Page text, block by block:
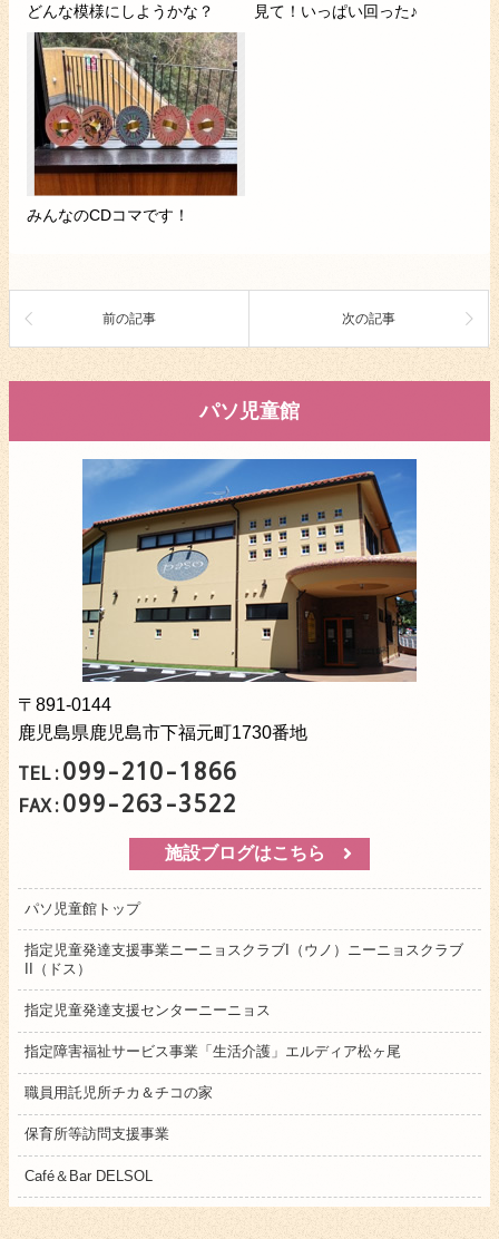
どんな模様にしようかな？ 見て！いっぱい回った♪
みんなのCDコマです！
前の記事 次の記事
パソ児童館
〒891-0144
鹿児島県鹿児島市下福元町1730番地
TEL:099-210-1866
FAX:099-263-3522
施設ブログはこちら
パソ児童館トップ
指定児童発達支援事業ニーニョスクラブI（ウノ）ニーニョスクラブ
II（ドス）
指定児童発達支援センターニーニョス
指定障害福祉サービス事業「生活介護」エルディア松ヶ尾
職員用託児所チカ＆チコの家
保育所等訪問支援事業
Café＆Bar DELSOL